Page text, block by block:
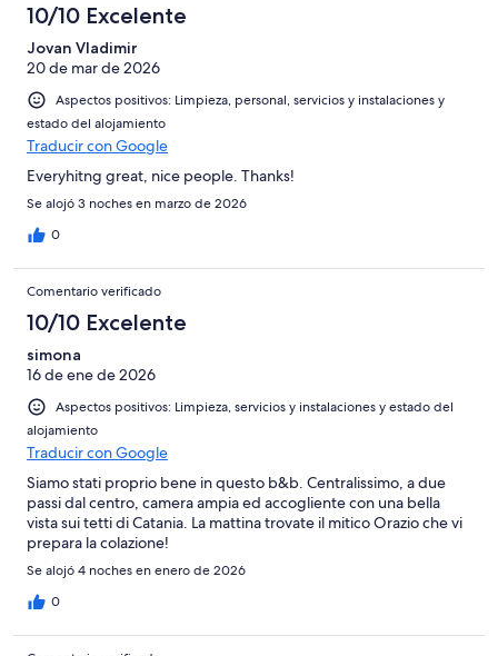
10/10 Excelente
Jovan Vladimir
20 de mar de 2026
Aspectos positivos: Limpieza, personal, servicios y instalaciones y
estado del alojamiento
Traducir con Google
Everyhitng great, nice people. Thanks!
Se alojó 3 noches en marzo de 2026
0
Comentario verificado
10/10 Excelente
simona
16 de ene de 2026
Aspectos positivos: Limpieza, servicios y instalaciones y estado del
alojamiento
Traducir con Google
Siamo stati proprio bene in questo b&b. Centralissimo, a due
passi dal centro, camera ampia ed accogliente con una bella
vista sui tetti di Catania. La mattina trovate il mitico Orazio che vi
prepara la colazione!
Se alojó 4 noches en enero de 2026
0